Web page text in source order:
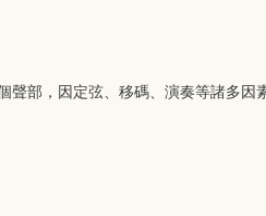
部，因定弦、移碼、演奏等諸多因